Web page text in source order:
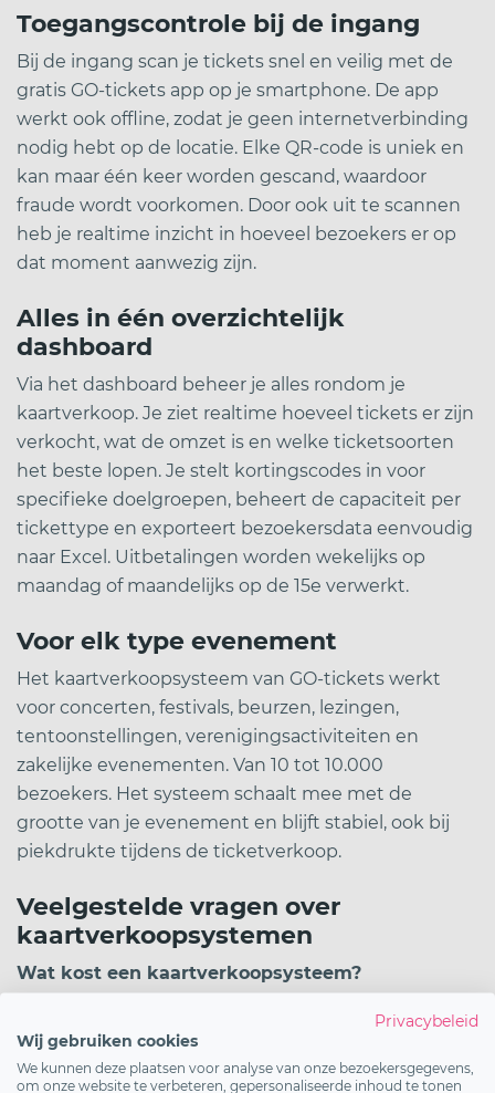
Toegangscontrole bij de ingang
Bij de ingang scan je tickets snel en veilig met de
gratis GO-tickets app op je smartphone. De app
werkt ook offline, zodat je geen internetverbinding
nodig hebt op de locatie. Elke QR-code is uniek en
kan maar één keer worden gescand, waardoor
fraude wordt voorkomen. Door ook uit te scannen
heb je realtime inzicht in hoeveel bezoekers er op
dat moment aanwezig zijn.
Alles in één overzichtelijk
dashboard
Via het dashboard beheer je alles rondom je
kaartverkoop. Je ziet realtime hoeveel tickets er zijn
verkocht, wat de omzet is en welke ticketsoorten
het beste lopen. Je stelt kortingscodes in voor
specifieke doelgroepen, beheert de capaciteit per
tickettype en exporteert bezoekersdata eenvoudig
naar Excel. Uitbetalingen worden wekelijks op
maandag of maandelijks op de 15e verwerkt.
Voor elk type evenement
Het kaartverkoopsysteem van GO-tickets werkt
voor concerten, festivals, beurzen, lezingen,
tentoonstellingen, verenigingsactiviteiten en
zakelijke evenementen. Van 10 tot 10.000
bezoekers. Het systeem schaalt mee met de
grootte van je evenement en blijft stabiel, ook bij
piekdrukte tijdens de ticketverkoop.
Veelgestelde vragen over
kaartverkoopsystemen
Wat kost een kaartverkoopsysteem?
abonnement. Je betaalt alleen per verkocht ticket.
Voor gratis evenementen zijn er geen kosten.
Privacybeleid
Wij gebruiken cookies
We kunnen deze plaatsen voor analyse van onze bezoekersgegevens,
om onze website te verbeteren, gepersonaliseerde inhoud te tonen